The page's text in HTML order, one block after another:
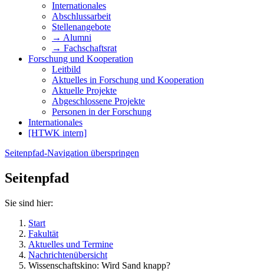
Internationales
Abschlussarbeit
Stellenangebote
→ Alumni
→ Fachschaftsrat
Forschung und Kooperation
Leitbild
Aktuelles in Forschung und Kooperation
Aktuelle Projekte
Abgeschlossene Projekte
Personen in der Forschung
Internationales
[HTWK intern]
Seitenpfad-Navigation überspringen
Seitenpfad
Sie sind hier:
Start
Fakultät
Aktuelles und Termine
Nachrichtenübersicht
Wissenschaftskino: Wird Sand knapp?